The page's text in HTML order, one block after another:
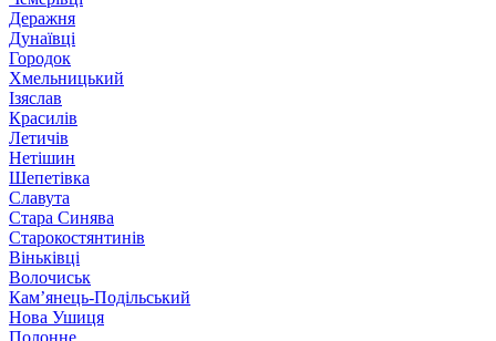
Деражня
Дунаївці
Городок
Хмельницький
Ізяслав
Красилів
Летичів
Нетішин
Шепетівка
Славута
Стара Синява
Старокостянтинів
Віньківці
Волочиськ
Кам’янець-Подільський
Нова Ушиця
Полонне